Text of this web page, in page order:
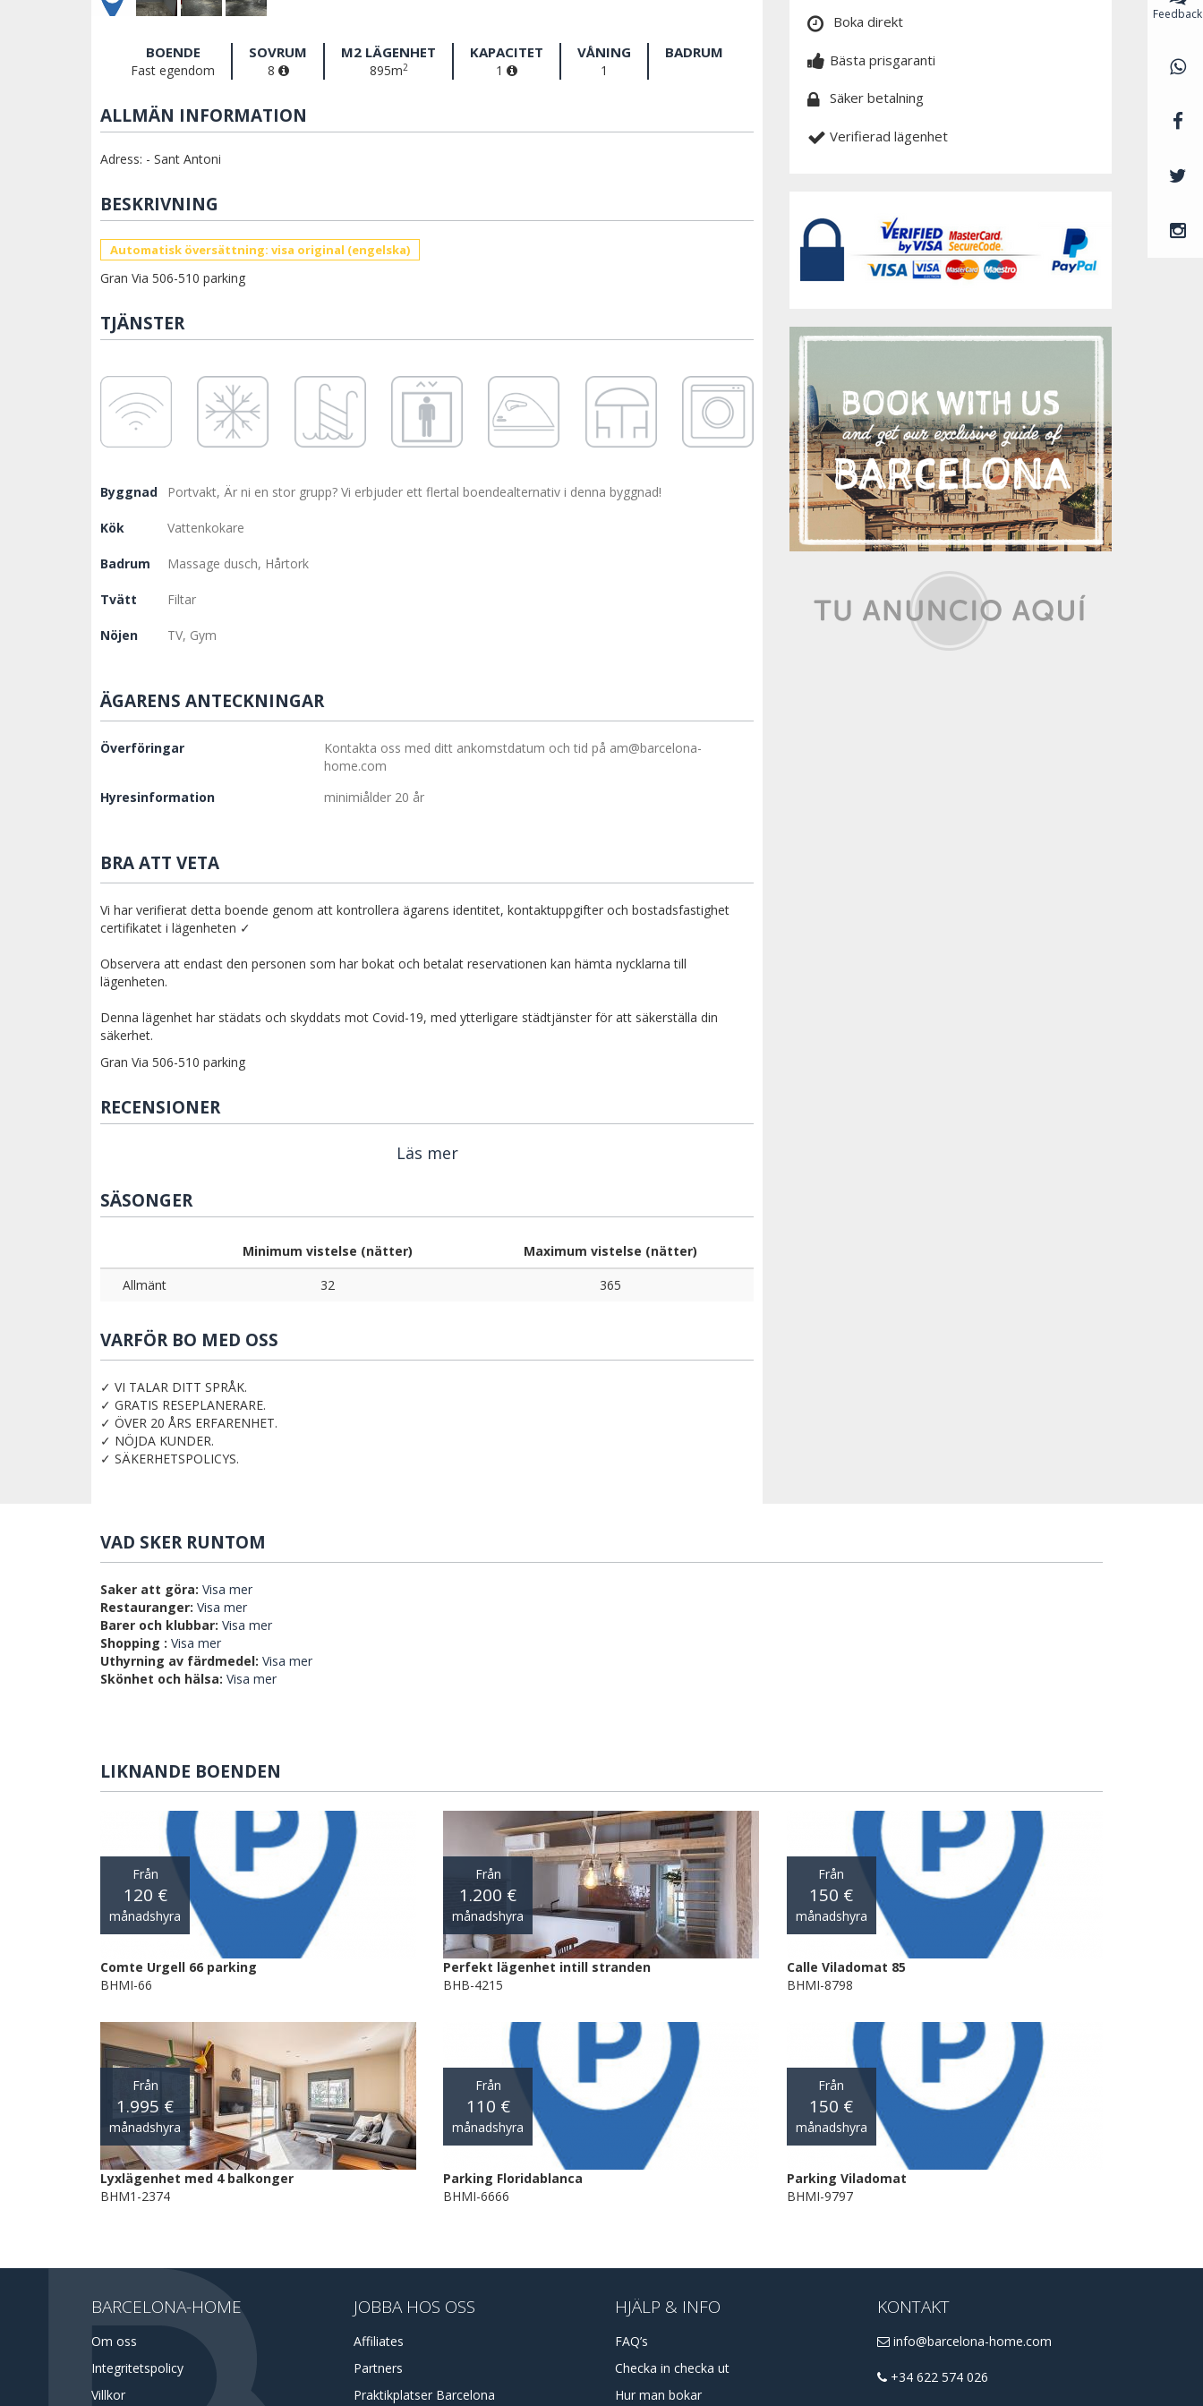
Boka direkt
Bästa prisgaranti
Säker betalning
Verifierad lägenhet
BOENDE
Fast egendom
SOVRUM
8
M2 LÄGENHET
895m2
KAPACITET
1
VÅNING
1
BADRUM
ALLMÄN INFORMATION
Adress: - Sant Antoni
BESKRIVNING
Automatisk översättning: visa original (engelska)
Gran Via 506-510 parking
TJÄNSTER
Byggnad Portvakt, Är ni en stor grupp? Vi erbjuder ett flertal boendealternativ i denna byggnad!
Kök Vattenkokare
Badrum Massage dusch, Hårtork
Tvätt Filtar
Nöjen TV, Gym
ÄGARENS ANTECKNINGAR
Överföringar
Kontakta oss med ditt ankomstdatum och tid på am@barcelona-
home.com
Hyresinformation
minimiålder 20 år
BRA ATT VETA
Vi har verifierat detta boende genom att kontrollera ägarens identitet, kontaktuppgifter och bostadsfastighet
certifikatet i lägenheten ✓
Observera att endast den personen som har bokat och betalat reservationen kan hämta nycklarna till
lägenheten.
Denna lägenhet har städats och skyddats mot Covid-19, med ytterligare städtjänster för att säkerställa din
säkerhet.
Gran Via 506-510 parking
RECENSIONER
Läs mer
SÄSONGER
Minimum vistelse (nätter)
Maximum vistelse (nätter)
Allmänt
32 365
VARFÖR BO MED OSS
✓ VI TALAR DITT SPRÅK.
✓ GRATIS RESEPLANERARE.
✓ ÖVER 20 ÅRS ERFARENHET.
✓ NÖJDA KUNDER.
✓ SÄKERHETSPOLICYS.
VAD SKER RUNTOM
Saker att göra: Visa mer
Restauranger: Visa mer
Barer och klubbar: Visa mer
Shopping : Visa mer
Uthyrning av färdmedel: Visa mer
Skönhet och hälsa: Visa mer
LIKNANDE BOENDEN
Från
120 €
månadshyra
Comte Urgell 66 parking
BHMI-66
Från
1.200 €
månadshyra
Perfekt lägenhet intill stranden
BHB-4215
Från
150 €
månadshyra
Calle Viladomat 85
BHMI-8798
Från
1.995 €
månadshyra
Lyxlägenhet med 4 balkonger
BHM1-2374
Från
110 €
månadshyra
Parking Floridablanca
BHMI-6666
Från
150 €
månadshyra
Parking Viladomat
BHMI-9797
BARCELONA-HOME
Om oss
Integritetspolicy
Villkor
JOBBA HOS OSS
Affiliates
Partners
Praktikplatser Barcelona
HJÄLP & INFO
FAQ’s
Checka in checka ut
Hur man bokar
KONTAKT
info@barcelona-home.com
+34 622 574 026
Feedback